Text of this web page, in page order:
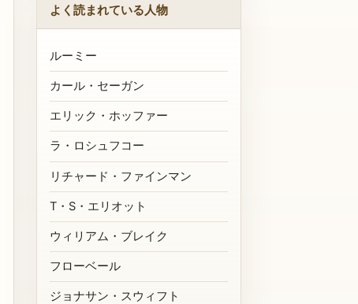
よく読まれている人物
ルーミー
カール・セーガン
エリック・ホッファー
ラ・ロシュフコー
リチャード・ファインマン
T・S・エリオット
ウィリアム・ブレイク
フローベール
ジョナサン・スウィフト